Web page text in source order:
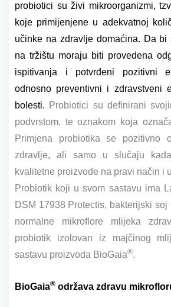
probiotici su živi mikroorganizmi,
koje primijenjene u adekvatnoj
učinke na zdravlje domaćina. Da bi
na tržištu moraju biti provedena
ispitivanja i potvrđeni pozitivni
odnosno preventivni i zdravstveni
bolesti. Probiotici su definirani
podvrstom, te oznakom koja
Primjena probiotika se pozitivno
zdravlje, ali samo u slučaju
kvalitetne proizvode na pravi način i
Probiotik koji u svom sastavu ima
DSM 17938 Protectis, bakterijski
normalne mikroflore mlijeka
probiotik izolovan iz majčinog
sastavu proizvoda BioGaia®.
BioGaia® održava zdravu